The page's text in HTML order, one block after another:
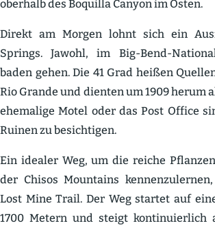
oberhalb des Boquilla Canyon im Osten.
Direkt am Morgen lohnt sich ein
Springs. Jawohl, im Big-Bend-
baden gehen. Die 41 Grad heißen
Rio Grande und dienten um 1909 herum
ehemalige Motel oder das Post Office
Ruinen zu besich­tigen.
Ein idealer Weg, um die reiche
der Chisos Mountains
Lost Mine Trail. Der Weg startet auf
1700 Metern und steigt konti­nu­ierlich